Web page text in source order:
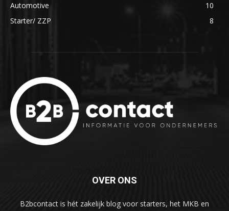
Automotive
10
Starter/ ZZP
8
OVER ONS
B2bcontact is hét zakelijk blog voor starters, het MKB en